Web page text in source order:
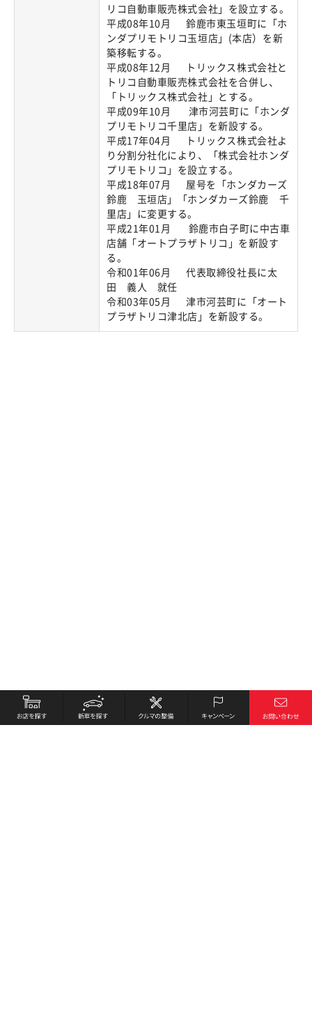
リコ自動車販売株式会社」を設立する。
平成08年10月 鈴鹿市東玉垣町に「ホ
ンダプリモトリコ玉垣店」(本店）を新
築移転する。
平成08年12月 トリックス株式会社と
トリコ自動車販売株式会社を合併し、
「トリックス株式会社」とする。
平成09年10月 津市河芸町に「ホンダ
プリモトリコ千里店」を新設する。
平成17年04月 トリックス株式会社よ
り分割分社化により、「株式会社ホンダ
プリモトリコ」を設立する。
平成18年07月 屋号を「ホンダカーズ
鈴鹿 玉垣店」「ホンダカーズ鈴鹿 千
里店」に変更する。
平成21年01月 鈴鹿市白子町に中古車
店舗「オートプラザトリコ」を新設す
る。
令和01年06月 代表取締役社長に太
田 義人 就任
令和03年05月 津市河芸町に「オート
プラザトリコ津北店」を新設する。